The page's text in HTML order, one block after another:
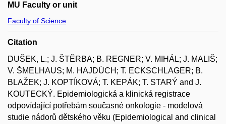
MU Faculty or unit
Faculty of Science
Citation
DUŠEK, L.; J. ŠTĚRBA; B. REGNER; V. MIHÁL; J. MALIŠ;
V. ŠMELHAUS; M. HAJDÚCH; T. ECKSCHLAGER; B.
BLAŽEK; J. KOPTÍKOVÁ; T. KEPÁK; T. STARÝ and J.
KOUTECKÝ. Epidemiologická a klinická registrace
odpovídající potřebám současné onkologie - modelová
studie nádorů dětského věku (Epidemiological and clinical